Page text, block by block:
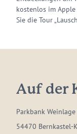
kostenlos im
Sie die Tour
Auf der
Parkbank
54470 Bernkastel-